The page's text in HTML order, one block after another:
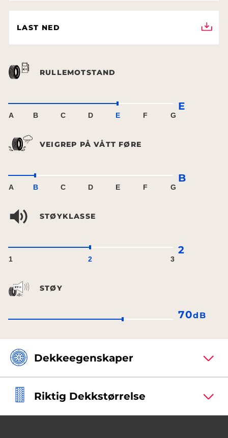
LAST NED
RULLEMOTSTAND
A B C D E F G
E
VEIGREP PÅ VÅTT FØRE
A B C D E F G
B
STØYKLASSE
1 2 3
2
STØY
70dB
Dekkeegenskaper
Riktig Dekkstørrelse